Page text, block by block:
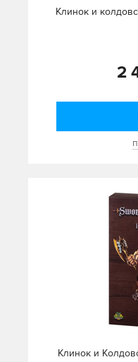
Клинок и
2
Клинок и